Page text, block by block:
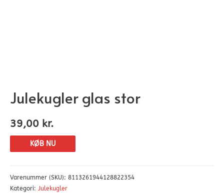
Julekugler glas stor
39,00 kr.
KØB NU
Varenummer (SKU): 8113261944128822354
Kategori: Julekugler